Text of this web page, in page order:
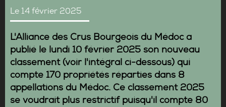
Le 14 février 2025
L'Alliance des Crus Bourgeois du Médoc a
publié le lundi 10 février 2025 son nouveau
classement (voir l'intégral ci-dessous) qui
compte 170 propriétés réparties dans 8
appellations du Médoc. Ce classement 2025
se voudrait plus restrictif puisqu'il compte 80